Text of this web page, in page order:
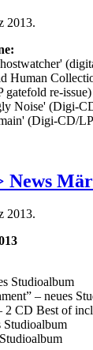
2013.
re-issue)
Noise' (Digi-
(Digi-CD/
News
2013.
Studioalbum
– neues
CD Best of